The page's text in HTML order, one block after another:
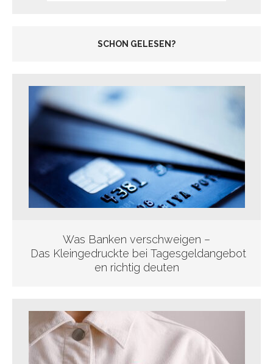
SCHON GELESEN?
Was Banken verschweigen –
Das Kleingedruckte bei Tagesgeldangebot
en richtig deuten